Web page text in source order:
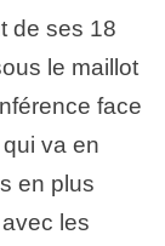
de ses 18
le maillot
face
va en
en plus
les